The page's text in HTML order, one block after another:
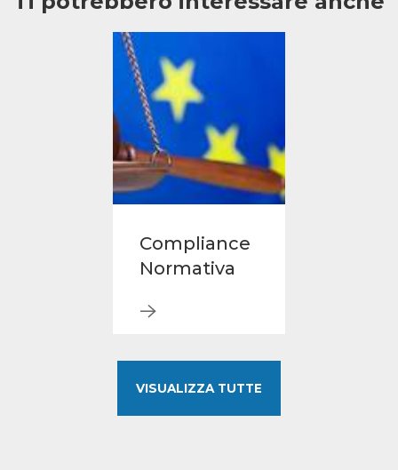
Compliance
Normativa
VISUALIZZA TUTTE